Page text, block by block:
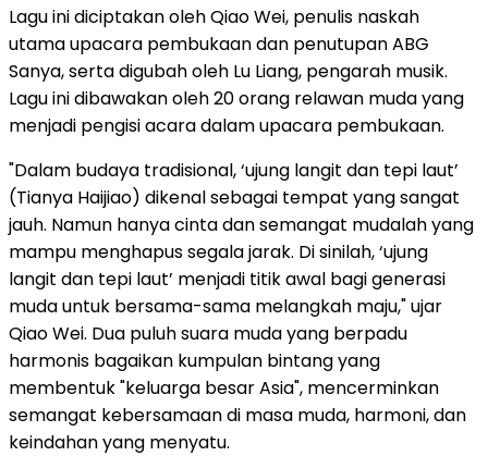
Lagu ini diciptakan oleh Qiao Wei, penulis naskah
utama upacara pembukaan dan penutupan ABG
Sanya, serta digubah oleh Lu Liang, pengarah musik.
Lagu ini dibawakan oleh 20 orang relawan muda yang
menjadi pengisi acara dalam upacara pembukaan.
"Dalam budaya tradisional, ‘ujung langit dan tepi laut’
(Tianya Haijiao) dikenal sebagai tempat yang sangat
jauh. Namun hanya cinta dan semangat mudalah yang
mampu menghapus segala jarak. Di sinilah, ‘ujung
langit dan tepi laut’ menjadi titik awal bagi generasi
muda untuk bersama-sama melangkah maju," ujar
Qiao Wei. Dua puluh suara muda yang berpadu
harmonis bagaikan kumpulan bintang yang
membentuk "keluarga besar Asia", mencerminkan
semangat kebersamaan di masa muda, harmoni, dan
keindahan yang menyatu.